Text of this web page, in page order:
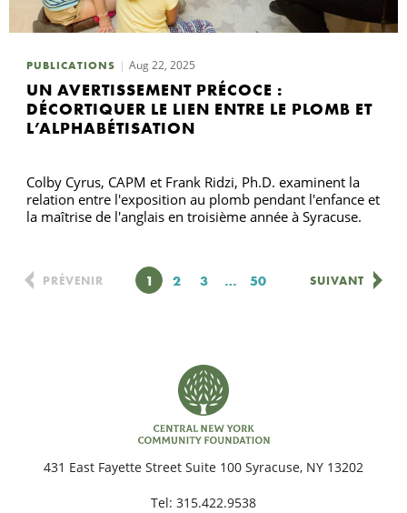
PUBLICATIONS Aug 22, 2025
UN AVERTISSEMENT PRÉCOCE :
DÉCORTIQUER LE LIEN ENTRE LE PLOMB ET
L’ALPHABÉTISATION
Colby Cyrus, CAPM et Frank Ridzi, Ph.D. examinent la
relation entre l'exposition au plomb pendant l'enfance et
la maîtrise de l'anglais en troisième année à Syracuse.
PRÉVENIR Page
1 Page
2 Page
3 … Page
50 SUIVANT
431 East Fayette Street Suite 100 Syracuse, NY 13202
Tel: 315.422.9538